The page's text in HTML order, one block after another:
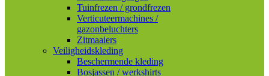
Tuinfrezen / grondfrezen
Verticuteermachines /
gazonbeluchters
Zitmaaiers
Veiligheidskleding
Beschermende kleding
Bosjassen / werkshirts